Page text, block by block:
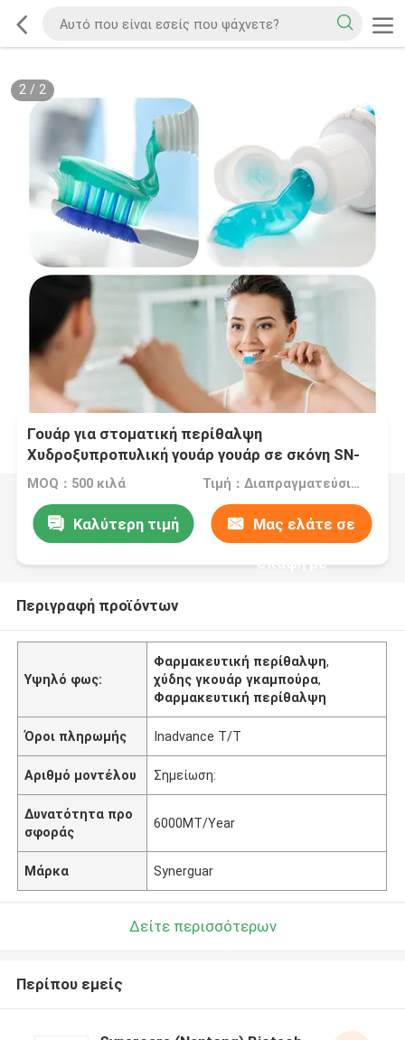
2/ 2
Γουάρ για στοματική περίθαλψη
Χυδροξυπροπυλική γουάρ γουάρ σε σκόνη SN-
P32C χύδην
MOQ：500 κιλά Τιμή：Διαπραγματεύσιμα
Καλύτερη τιμή Μας ελάτε σε
επαφή με
Περιγραφή προϊόντων
Υψηλό φως:
Φαρμακευτική περίθαλψη,
χύδης γκουάρ γκαμπούρα,
Φαρμακευτική περίθαλψη
Όροι πληρωμής Inadvance T/T
Αριθμό μοντέλου Σημείωση:
Δυνατότητα προ
σφοράς
6000MT/Year
Μάρκα Synerguar
Δείτε περισσότερων
Περίπου εμείς